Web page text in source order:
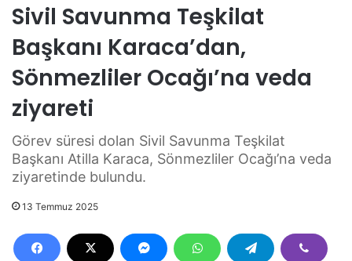
Sivil Savunma Teşkilat
Başkanı Karaca’dan,
Sönmezliler Ocağı’na veda
ziyareti
Görev süresi dolan Sivil Savunma Teşkilat
Başkanı Atilla Karaca, Sönmezliler Ocağı’na veda
ziyaretinde bulundu.
13 Temmuz 2025